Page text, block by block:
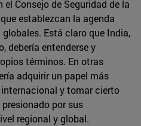
Consejo de Seguridad de la
establezcan la agenda
Está claro que India,
debería entenderse y
términos. En otras
adquirir un papel más
y tomar cierto
por sus
regional y global.